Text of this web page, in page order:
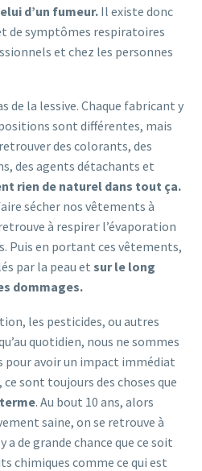
d’un fumeur. Il existe donc
de symptômes respiratoires
et chez les personnes
de la lessive. Chaque fabricant y
sont différentes, mais
des colorants, des
des agents détachants et
rien de naturel dans tout ça.
sécher nos vêtements à
à respirer l’évaporation
Puis en portant ces vêtements,
par la peau et sur le long
dommages.
les pesticides, ou autres
quotidien, nous ne sommes
pour avoir un impact immédiat
sont toujours des choses que
. Au bout 10 ans, alors
saine, on se retrouve à
a de grande chance que ce soit
chimiques comme ce qui est